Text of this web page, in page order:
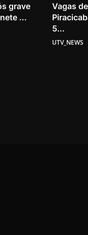
grave
...
Vagas
5...
UTV_NEWS